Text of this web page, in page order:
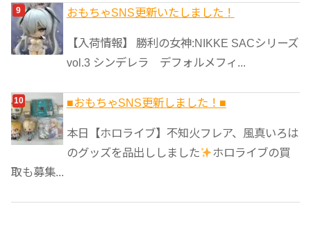
おもちゃSNS更新いたしました！
【入荷情報】 勝利の女神:NIKKE SACシリーズ
vol.3 シンデレラ デフォルメフィ...
■おもちゃSNS更新しました！■
本日【ホロライブ】不知火フレア、風真いろは
のグッズを品出ししました
ホロライブの買
取も募集...